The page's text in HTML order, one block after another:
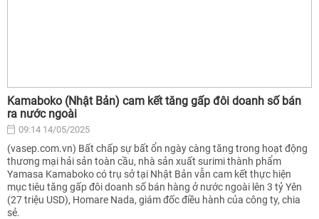
Kamaboko (Nhật Bản) cam kết tăng gấp đôi doanh số bán
ra nước ngoài
09:14 14/05/2025
(vasep.com.vn) Bất chấp sự bất ổn ngày càng tăng trong hoạt động
thương mại hải sản toàn cầu, nhà sản xuất surimi thành phẩm
Yamasa Kamaboko có trụ sở tại Nhật Bản vẫn cam kết thực hiện
mục tiêu tăng gấp đôi doanh số bán hàng ở nước ngoài lên 3 tỷ Yên
(27 triệu USD), Homare Nada, giám đốc điều hành của công ty, chia
sẻ.